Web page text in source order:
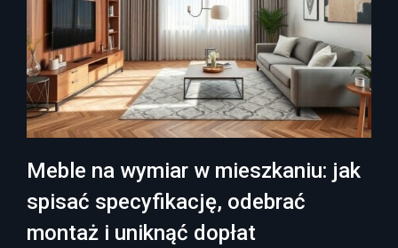
Meble na wymiar w mieszkaniu: jak
spisać specyfikację, odebrać
montaż i uniknąć dopłat